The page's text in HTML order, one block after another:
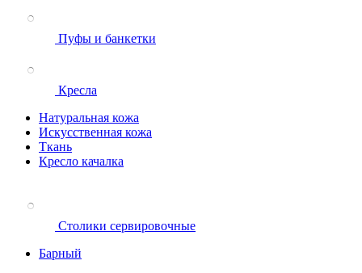
Пуфы и банкетки
Кресла
Натуральная кожа
Искусственная кожа
Ткань
Кресло качалка
Столики сервировочные
Барный